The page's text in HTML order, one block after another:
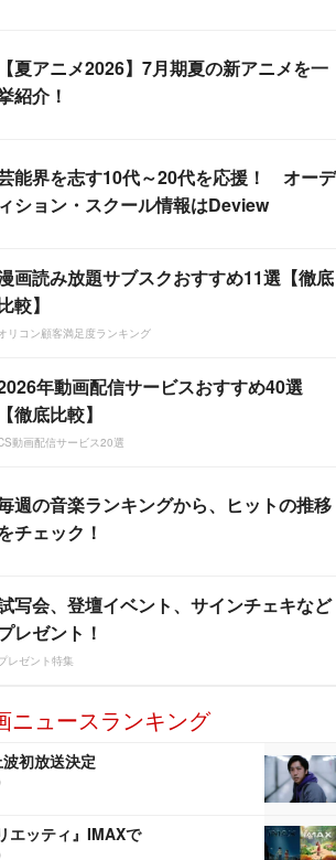
【夏アニメ2026】7月期夏の新アニメを一
紹介！
能界を志す10代～20代を応援！ オーデ
ィション・スクール情報はDeview
画読み放題サブスクおすすめ11選【徹底
較】
リコン顧客満足度ランキング
年動画配信サービスおすすめ40選
【徹底比較】
動画配信サービス20選
週の音楽ランキングから、ヒットの推移
チェック！
写会、登壇イベント、サインチェキなど
レゼント！
レゼント特集
ニュースランキング
波初放送決定
エッティ』IMAXで